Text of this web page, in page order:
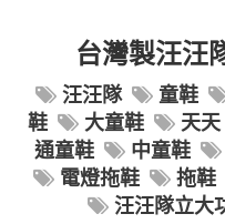
台灣製汪汪
汪汪隊 童鞋
鞋
大童鞋 天天
通童鞋
中童鞋
電燈拖鞋
拖鞋
汪汪隊立大